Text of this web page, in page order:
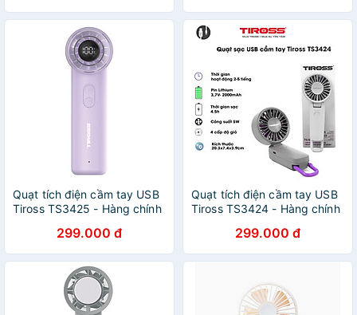
Quạt tích điện cầm tay USB
Tiross TS3425 - Hàng chính
299.000 đ
Quạt tích điện cầm tay USB
Tiross TS3424 - Hàng chính
299.000 đ